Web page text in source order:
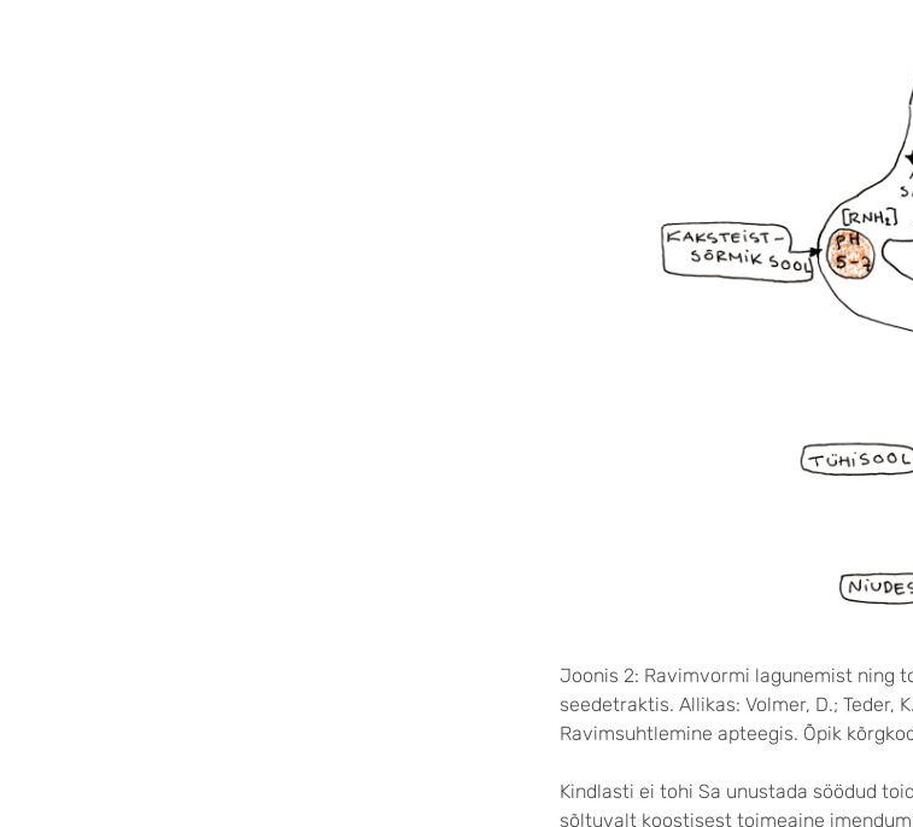
Joonis 2: Ravimvormi lagunemist ning
seedetraktis. Allikas: Volmer, D.; Teder,
Ravimsuhtlemine apteegis. Õpik
Kindlasti ei tohi Sa unustada söödud
sõltuvalt koostisest toimeaine